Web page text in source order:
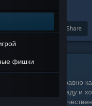
фишки
Share
идея и сеттинг всё равно
Игра заняла награду и
анимация,